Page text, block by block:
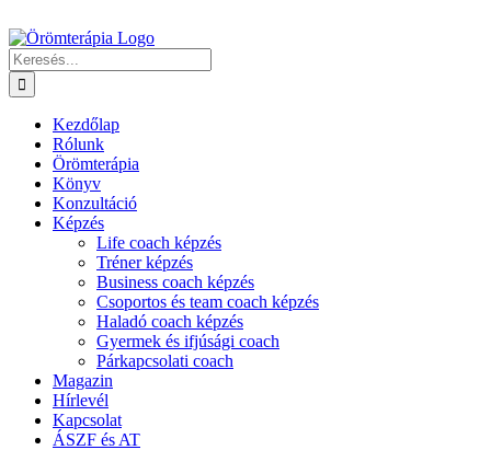
Keresés...
Kezdőlap
Rólunk
Örömterápia
Könyv
Konzultáció
Képzés
Life coach képzés
Tréner képzés
Business coach képzés
Csoportos és team coach képzés
Haladó coach képzés
Gyermek és ifjúsági coach
Párkapcsolati coach
Magazin
Hírlevél
Kapcsolat
ÁSZF és AT